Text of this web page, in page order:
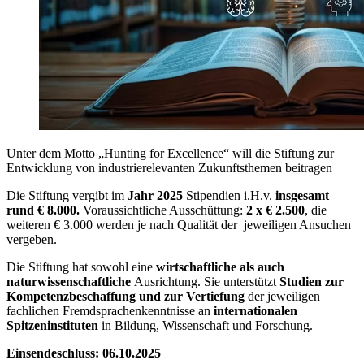
Unter dem Motto „Hunting for Excellence“ will die Stiftung zur
Entwicklung von industrierelevanten Zukunftsthemen beitragen
Die Stiftung vergibt im Jahr 2025 Stipendien i.H.v. insgesamt
rund € 8.000. Voraussichtliche Ausschüttung: 2 x € 2.500, die
weiteren € 3.000 werden je nach Qualität der jeweiligen Ansuchen
vergeben.
Die Stiftung hat sowohl eine wirtschaftliche als auch
naturwissenschaftliche Ausrichtung. Sie unterstützt Studien zur
Kompetenzbeschaffung und zur Vertiefung der jeweiligen
fachlichen Fremdsprachenkenntnisse an internationalen
Spitzeninstituten in Bildung, Wissenschaft und Forschung.
Einsendeschluss: 06.10.2025